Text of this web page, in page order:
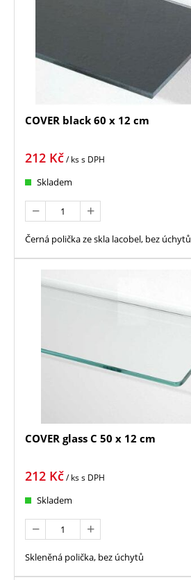
COVER black 60 x 12 cm
212 Kč/ kss DPH
Skladem
Černá polička ze skla lacobel, bez úchytů
COVER glass C 50 x 12 cm
212 Kč/ kss DPH
Skladem
Skleněná polička, bez úchytů